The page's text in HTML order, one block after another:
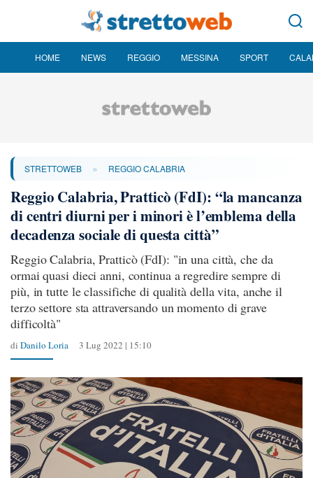
HOME NEWS REGGIO MESSINA SPORT
STRETTOWEB » REGGIO CALABRIA
Reggio Calabria, Pratticò (FdI): “la mancanza
di centri diurni per i minori è l’emblema della
decadenza sociale di questa città”
Reggio Calabria, Pratticò (FdI): "in una città, che da
ormai quasi dieci anni, continua a regredire sempre di
più, in tutte le classifiche di qualità della vita, anche il
terzo settore sta attraversando un momento di grave
difficoltà"
di Danilo Loria 3 Lug 2022 | 15:10